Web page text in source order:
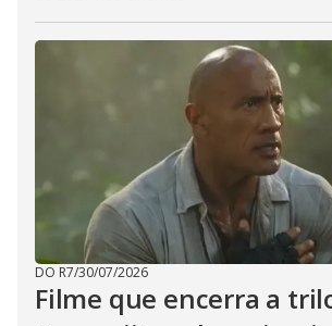
DO R7/30/07/2026
Filme que encerra a